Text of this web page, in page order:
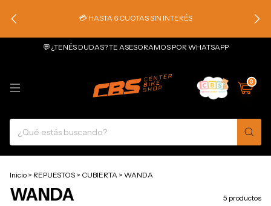
💳 HASTA 6 CUOTAS SIN INTERÉS
💬 ¿TENÉS DUDAS? TE ASESORAMOS POR WHATSAPP
0
Inicio > REPUESTOS > CUBIERTA > WANDA
WANDA 5 productos